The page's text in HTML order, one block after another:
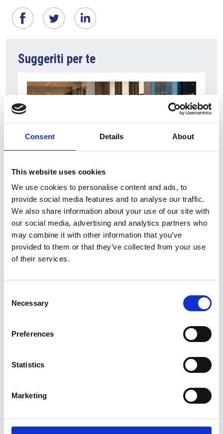
Consent Details About
This website uses cookies
We use cookies to personalise content and ads, to
provide social media features and to analyse our traffic.
We also share information about your use of our site with
our social media, advertising and analytics partners who
may combine it with other information that you’ve
provided to them or that they’ve collected from your use
of their services.
Selection
Necessary
Preferences
Statistics
Marketing
Suggeriti per te
5 Agosto 2026
Il commercio retail continua con una crescita
dinamica
Overview Economica
Repubblica Ceca
Ano 2011 schiera un nuovo candidato sindaco
a Praga